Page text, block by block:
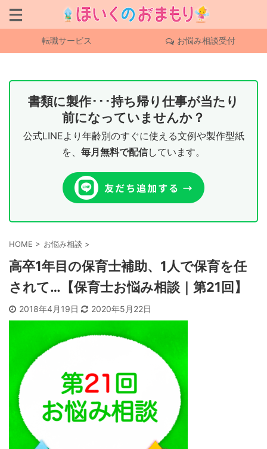
転職サービス お悩み相談受付
書類に製作･･･持ち帰り仕事が当たり
前になっていませんか？
公式LINEより年齢別のすぐに使える文例や製作型紙
を、 毎月無料で配信しています。
HOME > お悩み相談 >
高卒1年目の保育士補助、1人で保育を任
されて…【保育士お悩み相談｜第21回】
2018年4月19日 2020年5月22日